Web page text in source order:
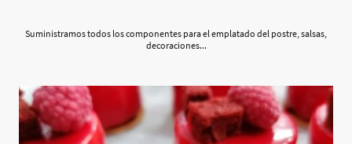
Suministramos todos los componentes para el emplatado del postre, salsas,
decoraciones...